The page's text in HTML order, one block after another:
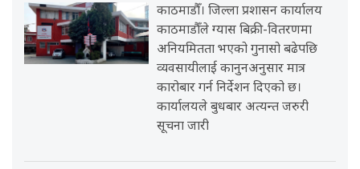
काठमाडौँ। जिल्ला प्रशासन कार्यालय
काठमाडौँले ग्यास बिक्री-वितरणमा
अनियमितता भएको गुनासो बढेपछि
व्यवसायीलाई कानुनअनुसार मात्र
कारोबार गर्न निर्देशन दिएको छ।
कार्यालयले बुधबार अत्यन्त जरुरी
सूचना जारी